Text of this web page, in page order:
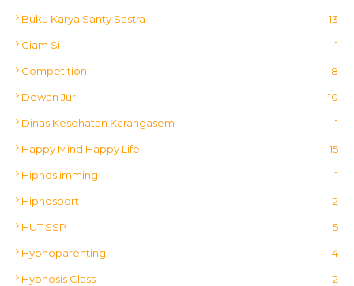
Buku Karya Santy Sastra 13
Ciam Si 1
Competition 8
Dewan Juri 10
Dinas Kesehatan Karangasem 1
Happy Mind Happy Life 15
Hipnoslimming 1
Hipnosport 2
HUT SSP 5
Hypnoparenting 4
Hypnosis Class 2